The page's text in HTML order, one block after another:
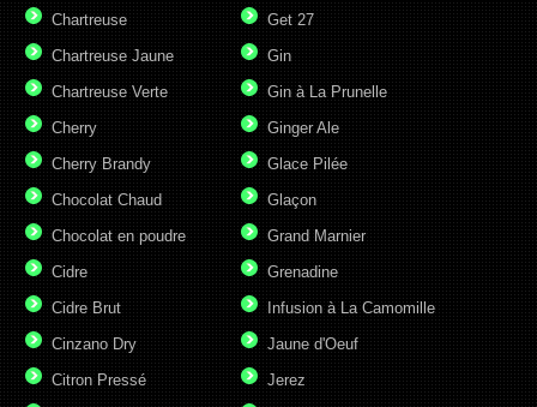
Chartreuse
Chartreuse Jaune
Chartreuse Verte
Cherry
Cherry Brandy
Chocolat Chaud
Chocolat en poudre
Cidre
Cidre Brut
Cinzano Dry
Citron Pressé
Get 27
Gin
Gin à La Prunelle
Ginger Ale
Glace Pilée
Glaçon
Grand Marnier
Grenadine
Infusion à La Camomille
Jaune d'Oeuf
Jerez